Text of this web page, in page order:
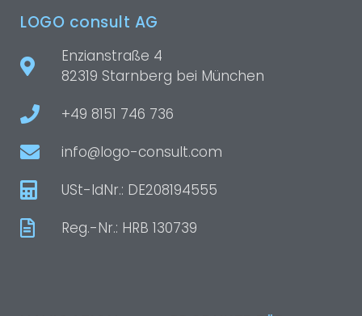
LOGO consult AG
Enzianstraße 4
82319 Starnberg bei München
+49 8151 746 736
info@logo-consult.com
USt-IdNr.: DE208194555
Reg.-Nr.: HRB 130739